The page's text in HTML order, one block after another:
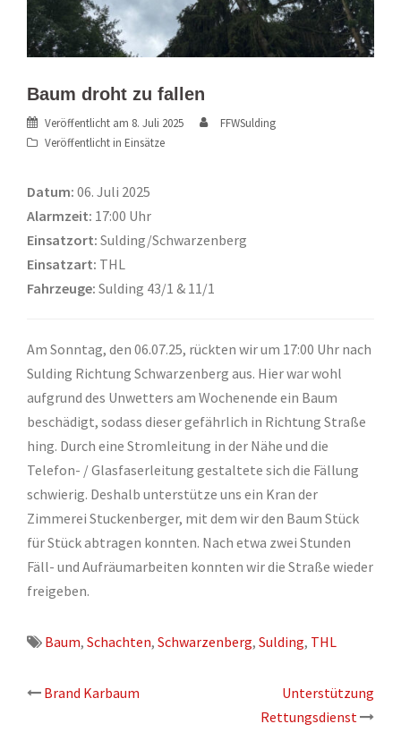
Baum droht zu fallen
Veröffentlicht am 8. Juli 2025
FFWSulding
Veröffentlicht in Einsätze
Datum: 06. Juli 2025
Alarmzeit: 17:00 Uhr
Einsatzort: Sulding/Schwarzenberg
Einsatzart: THL
Fahrzeuge: Sulding 43/1 & 11/1
Am Sonntag, den 06.07.25, rückten wir um 17:00 Uhr nach
Sulding Richtung Schwarzenberg aus. Hier war wohl
aufgrund des Unwetters am Wochenende ein Baum
beschädigt, sodass dieser gefährlich in Richtung Straße
hing. Durch eine Stromleitung in der Nähe und die
Telefon- / Glasfaserleitung gestaltete sich die Fällung
schwierig. Deshalb unterstütze uns ein Kran der
Zimmerei Stuckenberger, mit dem wir den Baum Stück
für Stück abtragen konnten. Nach etwa zwei Stunden
Fäll- und Aufräumarbeiten konnten wir die Straße wieder
freigeben.
Baum, Schachten, Schwarzenberg, Sulding, THL
Beitrags-
Brand Karbaum
Unterstützung
Rettungsdienst